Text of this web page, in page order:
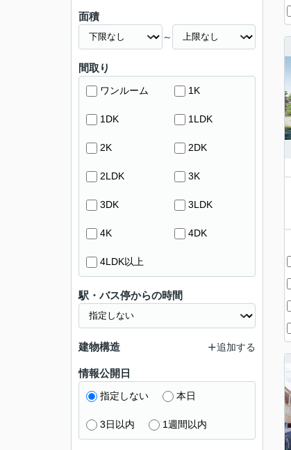
面積
～
間取り
ワンルーム 1K
1DK 1LDK
2K 2DK
2LDK 3K
3DK 3LDK
4K 4DK
4LDK以上
駅・バス停からの時間
建物構造 追加する
情報公開日
指定しない 本日
3日以内 1週間以内